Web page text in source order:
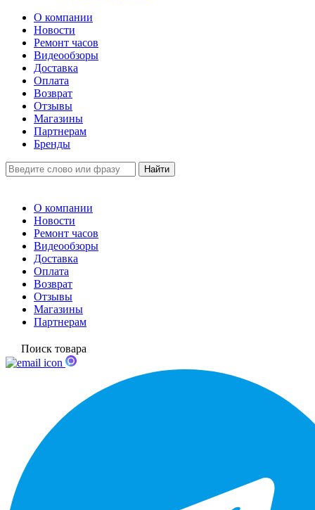
О компании
Новости
Ремонт часов
Видеообзоры
Доставка
Оплата
Возврат
Отзывы
Магазины
Партнерам
Бренды
О компании
Новости
Ремонт часов
Видеообзоры
Доставка
Оплата
Возврат
Отзывы
Магазины
Партнерам
Поиск товара